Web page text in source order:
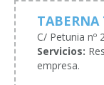
TABERNA
C/ Petunia nº
Servicios:
empresa.